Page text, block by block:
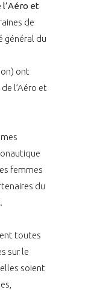
SPATIALE
RELATIONS ENTRE
l’Aéro et
de
général du
ont
l’Aéro et
femmes
du
toutes
sur le
soient
au GIFAS.